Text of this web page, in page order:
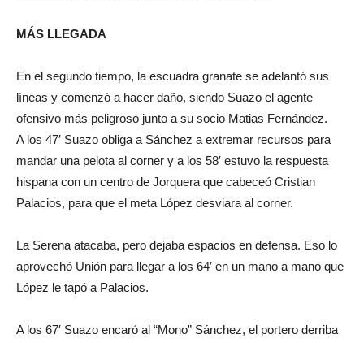
MÁS LLEGADA
En el segundo tiempo, la escuadra granate se adelantó sus
líneas y comenzó a hacer daño, siendo Suazo el agente
ofensivo más peligroso junto a su socio Matias Fernández.
A los 47′ Suazo obliga a Sánchez a extremar recursos para
mandar una pelota al corner y a los 58′ estuvo la respuesta
hispana con un centro de Jorquera que cabeceó Cristian
Palacios, para que el meta López desviara al corner.
La Serena atacaba, pero dejaba espacios en defensa. Eso lo
aprovechó Unión para llegar a los 64′ en un mano a mano que
López le tapó a Palacios.
A los 67′ Suazo encaró al “Mono” Sánchez, el portero derriba